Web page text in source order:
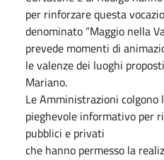
per rinforzare questa
denominato ”Maggio nella
prevede momenti di
le valenze dei luoghi
Mariano.
Le Amministrazioni colgono
pieghevole informativo per
pubblici e privati
che hanno permesso la